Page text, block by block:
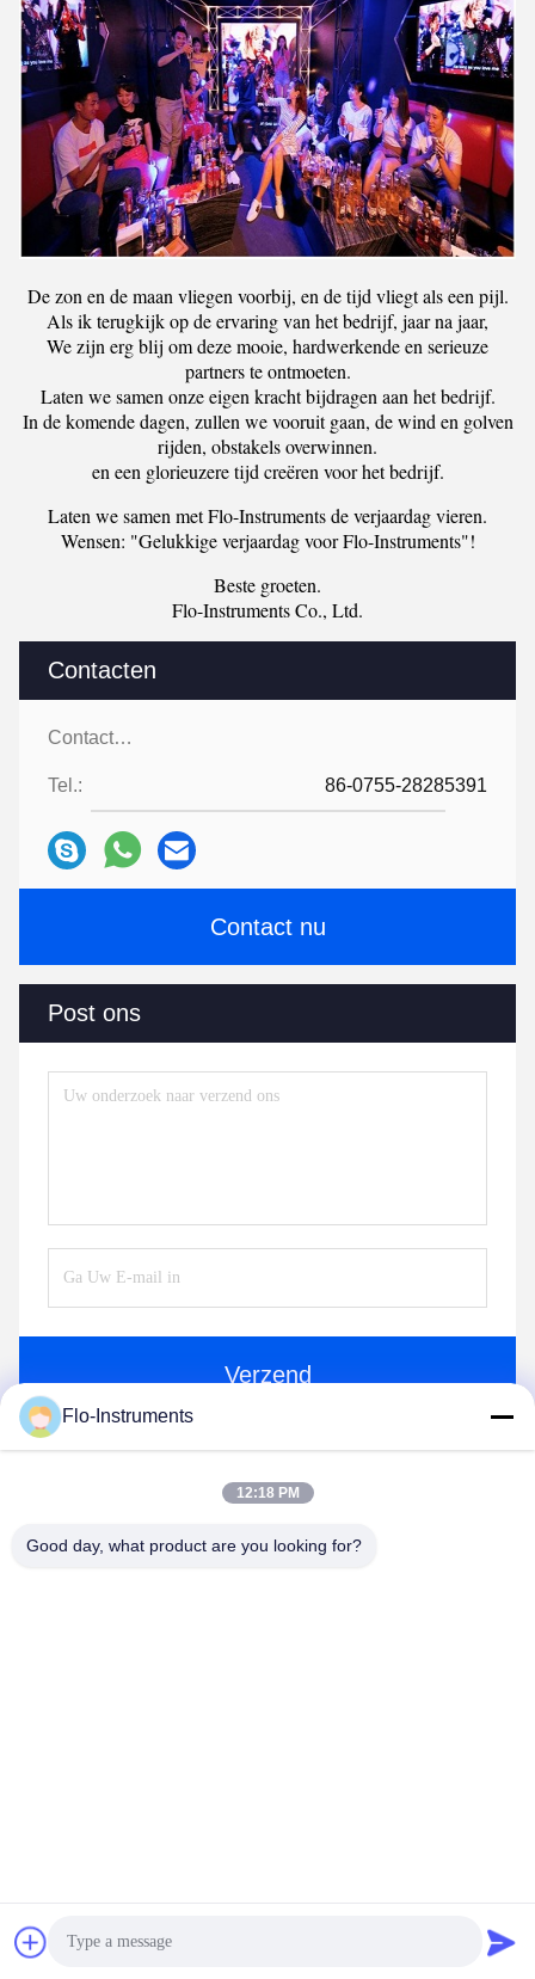
Contacten
Contacten:
Tel.: 86-0755-28285391
Contact nu
Post ons
Verzend
De zon en de maan vliegen voorbij, en de tijd vliegt als een pijl.
Als ik terugkijk op de ervaring van het bedrijf, jaar na jaar,
We zijn erg blij om deze mooie, hardwerkende en serieuze
partners te ontmoeten.
Laten we samen onze eigen kracht bijdragen aan het bedrijf.
In de komende dagen, zullen we vooruit gaan, de wind en golven
rijden, obstakels overwinnen.
en een glorieuzere tijd creëren voor het bedrijf.
Laten we samen met Flo-Instruments de verjaardag vieren.
Wensen: "Gelukkige verjaardag voor Flo-Instruments"!
Beste groeten.
Flo-Instruments Co., Ltd.
Flo-Instruments Co., Ltd
instruments.com . Alle rechten voorbehoudena.
Flo-Instruments
12:18 PM
Good day, what product are you looking for?